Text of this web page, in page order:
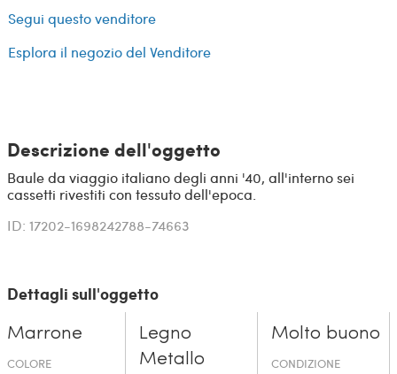
Segui questo venditore
Esplora il negozio del Venditore
Descrizione dell'oggetto
Baule da viaggio italiano degli anni '40, all'interno sei
cassetti rivestiti con tessuto dell'epoca.
ID: 17202-1698242788-74663
Dettagli sull'oggetto
Marrone
COLORE
Legno
Metallo
Molto buono
CONDIZIONE